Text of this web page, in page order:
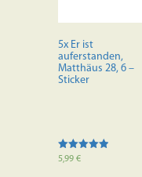
5x Er ist
auferstanden,
Matthäus 28, 6 –
Sticker
Bewertet mit
5,99 €